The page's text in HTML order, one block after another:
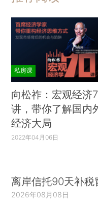
私房课
向松祚：宏观经济
讲，带你了解国内
经济大局
2022年04月06日
离岸信托90天补税
2026年08月08日